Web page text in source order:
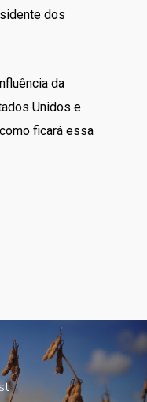
dos
da
Unidos e
ficará essa